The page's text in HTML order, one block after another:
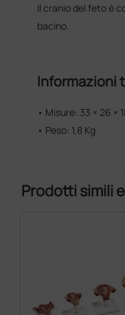
Il cranio del feto è
bacino.
Informazioni
• Misure: 33 × 26 ×
• Peso: 1,8 Kg
Prodotti simili